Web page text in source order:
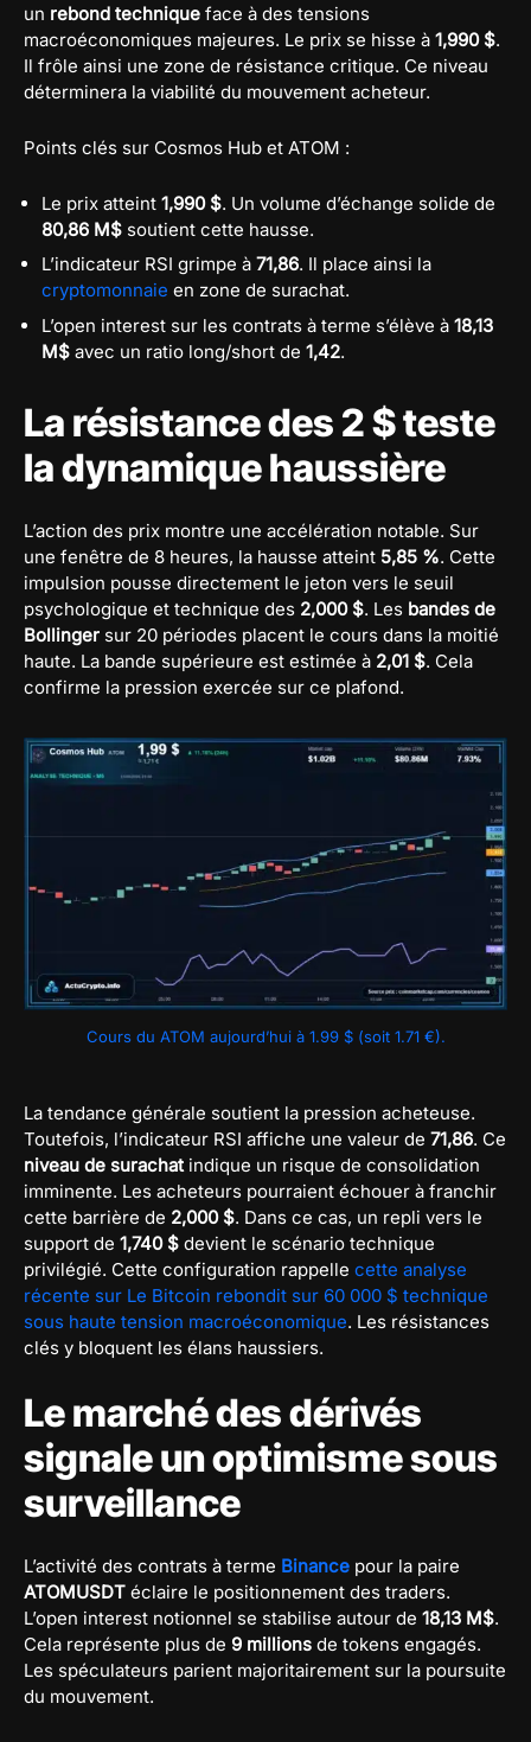
un rebond technique face à des tensions
macroéconomiques majeures. Le prix se hisse à 1,990 $.
Il frôle ainsi une zone de résistance critique. Ce niveau
déterminera la viabilité du mouvement acheteur.
Points clés sur Cosmos Hub et ATOM :
Le prix atteint 1,990 $. Un volume d’échange solide de
80,86 M$ soutient cette hausse.
L’indicateur RSI grimpe à 71,86. Il place ainsi la
cryptomonnaie en zone de surachat.
L’open interest sur les contrats à terme s’élève à 18,13
M$ avec un ratio long/short de 1,42.
La résistance des 2 $ teste
la dynamique haussière
L’action des prix montre une accélération notable. Sur
une fenêtre de 8 heures, la hausse atteint 5,85 %. Cette
impulsion pousse directement le jeton vers le seuil
psychologique et technique des 2,000 $. Les bandes de
Bollinger sur 20 périodes placent le cours dans la moitié
haute. La bande supérieure est estimée à 2,01 $. Cela
confirme la pression exercée sur ce plafond.
Cours du ATOM aujourd’hui à 1.99 $ (soit 1.71 €).
La tendance générale soutient la pression acheteuse.
Toutefois, l’indicateur RSI affiche une valeur de 71,86. Ce
niveau de surachatindique un risque de consolidation
imminente. Les acheteurs pourraient échouer à franchir
cette barrière de 2,000 $. Dans ce cas, un repli vers le
support de 1,740 $ devient le scénario technique
privilégié. Cette configuration rappelle cette analyse
récente sur Le Bitcoin rebondit sur 60 000 $ technique
sous haute tension macroéconomique. Les résistances
clés y bloquent les élans haussiers.
Le marché des dérivés
signale un optimisme sous
surveillance
L’activité des contrats à terme Binance pour la paire
ATOMUSDT éclaire le positionnement des traders.
L’open interest notionnel se stabilise autour de 18,13 M$.
Cela représente plus de 9 millions de tokens engagés.
Les spéculateurs parient majoritairement sur la poursuite
du mouvement.